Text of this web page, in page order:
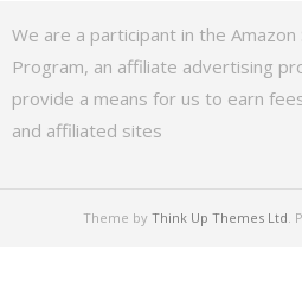
We are a participant in the Amazon
Program, an affiliate advertising
provide a means for us to earn
and affiliated sites
Theme by Think Up Themes Ltd.